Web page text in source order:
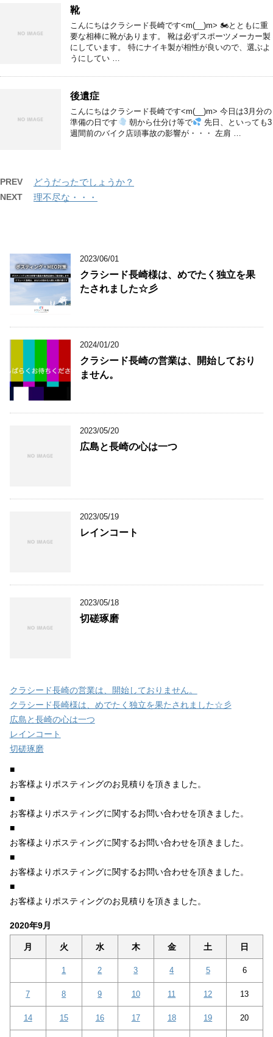
靴
こんにちはクラシード長崎です<m(__)m> 🏍とともに重
要な相棒に靴があります。 靴は必ずスポーツメーカー製
にしています。 特にナイキ製が相性が良いので、選ぶよ
うにしてい …
後遺症
こんにちはクラシード長崎です<m(__)m> 今日は3月分の
準備の日です
朝から仕分け等で
先日、といっても3
週間前のバイク店頭事故の影響が・・・ 左肩 …
PREV どうだったでしょうか？
NEXT 理不尽な・・・
2023/06/01
クラシード長崎様は、めでたく独立を果
たされました☆彡
2024/01/20
クラシード長崎の営業は、開始しており
ません。
2023/05/20
広島と長崎の心は一つ
2023/05/19
レインコート
2023/05/18
切磋琢磨
クラシード長崎の営業は、開始しておりません。
クラシード長崎様は、めでたく独立を果たされました☆彡
広島と長崎の心は一つ
レインコート
切磋琢磨
■
お客様よりポスティングのお見積りを頂きました。
■
お客様よりポスティングに関するお問い合わせを頂きました。
■
お客様よりポスティングに関するお問い合わせを頂きました。
■
お客様よりポスティングに関するお問い合わせを頂きました。
■
お客様よりポスティングのお見積りを頂きました。
2020年9月
月 火 水 木 金 土 日
1 2 3 4 5 6
7 8 9 10 11 12 13
14 15 16 17 18 19 20